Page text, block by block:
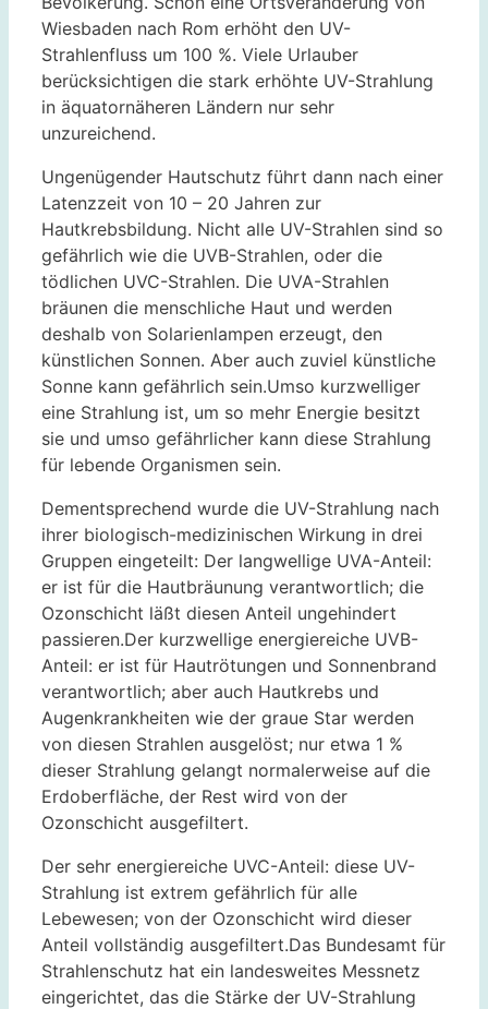
Wiesbaden nach Rom erhöht den UV-
Strahlenfluss um 100 %. Viele Urlauber
berücksichtigen die stark erhöhte UV-Strahlung
in äquatornäheren Ländern nur sehr
unzureichend.
Ungenügender Hautschutz führt dann nach einer
Latenzzeit von 10 – 20 Jahren zur
Hautkrebsbildung. Nicht alle UV-Strahlen sind so
gefährlich wie die UVB-Strahlen, oder die
tödlichen UVC-Strahlen. Die UVA-Strahlen
bräunen die menschliche Haut und werden
deshalb von Solarienlampen erzeugt, den
künstlichen Sonnen. Aber auch zuviel künstliche
Sonne kann gefährlich sein.Umso kurzwelliger
eine Strahlung ist, um so mehr Energie besitzt
sie und umso gefährlicher kann diese Strahlung
für lebende Organismen sein.
Dementsprechend wurde die UV-Strahlung nach
ihrer biologisch-medizinischen Wirkung in drei
Gruppen eingeteilt: Der langwellige UVA-Anteil:
er ist für die Hautbräunung verantwortlich; die
Ozonschicht läßt diesen Anteil ungehindert
passieren.Der kurzwellige energiereiche UVB-
Anteil: er ist für Hautrötungen und Sonnenbrand
verantwortlich; aber auch Hautkrebs und
Augenkrankheiten wie der graue Star werden
von diesen Strahlen ausgelöst; nur etwa 1 %
dieser Strahlung gelangt normalerweise auf die
Erdoberfläche, der Rest wird von der
Ozonschicht ausgefiltert.
Der sehr energiereiche UVC-Anteil: diese UV-
Strahlung ist extrem gefährlich für alle
Lebewesen; von der Ozonschicht wird dieser
Anteil vollständig ausgefiltert.Das Bundesamt für
Strahlenschutz hat ein landesweites Messnetz
eingerichtet, das die Stärke der UV-Strahlung